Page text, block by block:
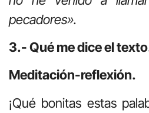
pecadores».
3.- Qué me dice el
Meditación-reflexión.
¡Qué bonitas estas